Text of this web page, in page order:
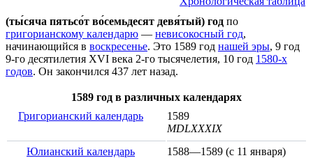
(ты́сяча пятьсо́т во́семьдесят девя́тый) год по
григорианскому календарю — невисокосный год,
начинающийся в воскресенье. Это 1589 год нашей эры, 9 год
9-го десятилетия XVI века 2-го тысячелетия, 10 год 1580-х
годов. Он закончился 437 лет назад.
1589 год в различных календарях
Григорианский календарь
1589
MDLXXXIX
Юлианский календарь
1588—1589 (с 11 января)